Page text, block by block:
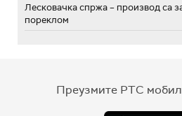
Лесковачка спржа – производ са
пореклом
Преузмите РТС